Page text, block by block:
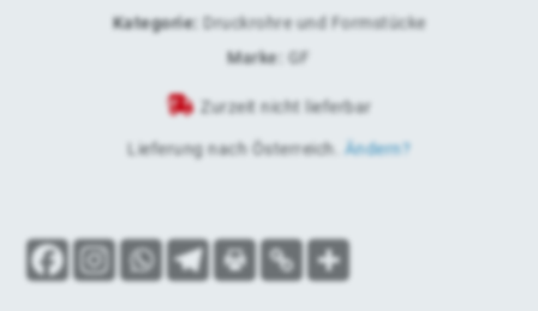
Kategorie:
Druckrohre und Formstücke
Marke:
GF
Zurzeit nicht lieferbar
Lieferung nach Österreich Ändern?